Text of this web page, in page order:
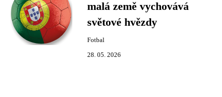
malá země vychovává
světové hvězdy
Fotbal
28. 05. 2026